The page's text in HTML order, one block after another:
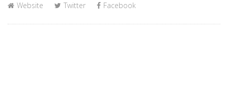
Website
Twitter Facebook